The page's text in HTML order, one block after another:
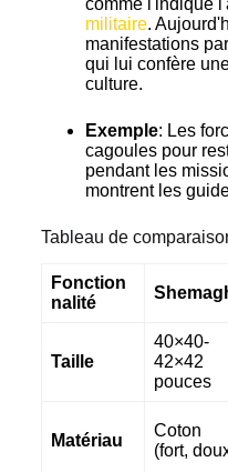
militaire.
manifestations
qui lui confère
culture.
Exemple: Les
cagoules pour
pendant les
montrent les
Tableau de
Fonction
nalité
Taille
40×40-
42×42
pouces
Matériau
Coton
(fort,